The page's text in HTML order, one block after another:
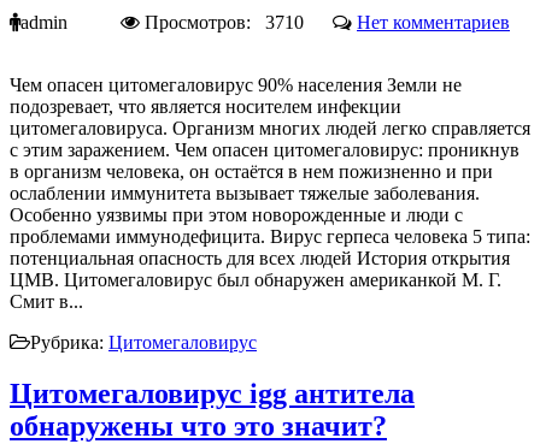
admin Просмотров: 3710 Нет комментариев
Чем опасен цитомегаловирус 90% населения Земли не
подозревает, что является носителем инфекции
цитомегаловируса. Организм многих людей легко справляется
с этим заражением. Чем опасен цитомегаловирус: проникнув
в организм человека, он остаётся в нем пожизненно и при
ослаблении иммунитета вызывает тяжелые заболевания.
Особенно уязвимы при этом новорожденные и люди с
проблемами иммунодефицита. Вирус герпеса человека 5 типа:
потенциальная опасность для всех людей История открытия
ЦМВ. Цитомегаловирус был обнаружен американкой М. Г.
Смит в...
Рубрика: Цитомегаловирус
Цитомегаловирус igg антитела
обнаружены что это значит?